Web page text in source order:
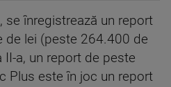
se înregistrează un report
de lei (peste 264.400 de
II-a, un report de peste
Plus este în joc un report